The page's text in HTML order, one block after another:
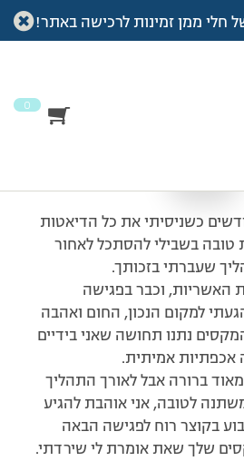
חלי ממן זמינות לרכישה באתר!
0
ענקית לעירית !
אלייך לפני 5 חודשים כשניסיתי את כל הדיאטות
טובה בשבילי להסתכל לאחור
שעברתי בזכותך.
האשריות, וכבר בפגישה
למקום הנכון, החום ואהבה
נתנו תחושה שאני בידיים
אמיתית.
ברורה אבל לאורך התהליך
לטובה, אני אוהבת להגיע
בקוצר רוח לפגישה הבאה
שלך שאת אומרת לי שירדתי.